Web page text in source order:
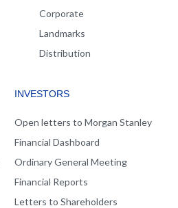
Corporate
Landmarks
Distribution
INVESTORS
Open letters to Morgan Stanley
Financial Dashboard
Ordinary General Meeting
Financial Reports
Letters to Shareholders